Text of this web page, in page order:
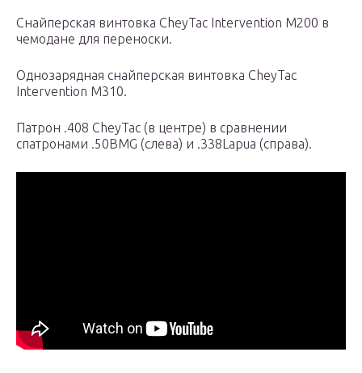
Снайперская винтовка CheyTac Intervention M200 в
чемодане для переноски.
Однозарядная снайперская винтовка CheyTac
Intervention M310.
Патрон .408 CheyTac (в центре) в сравнении
спатронами .50BMG (слева) и .338Lapua (справа).